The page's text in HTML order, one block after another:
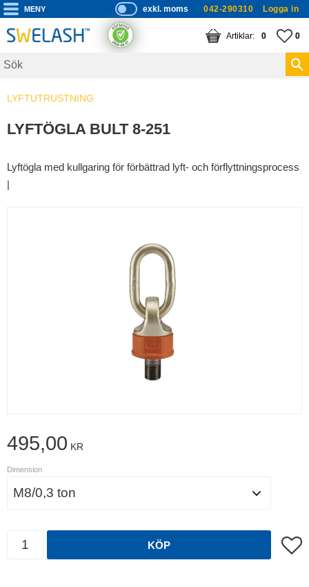
Meny
P
ri
s
s
exkl. moms 042-290310 Logga in
0
KUNDVAGN
ANTAL 0
LYFTUTRUSTNING
LYFTÖGLA BULT 8-251
Lyftögla med kullgaring för förbättrad lyft- och förflyttningsprocess
|
495,00 KR
Dimension
KÖP Lägg